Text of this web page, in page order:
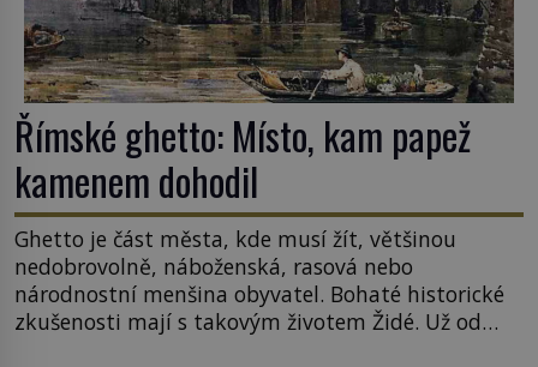
Římské ghetto: Místo, kam papež
kamenem dohodil
Ghetto je část města, kde musí žít, většinou
nedobrovolně, náboženská, rasová nebo
národnostní menšina obyvatel. Bohaté historické
zkušenosti mají s takovým životem Židé. Už od